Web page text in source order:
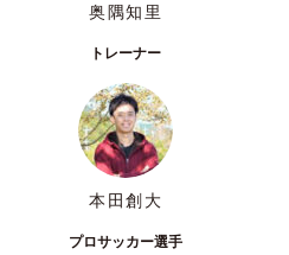
奥隅知里
トレーナー
本田創大
プロサッカー選手